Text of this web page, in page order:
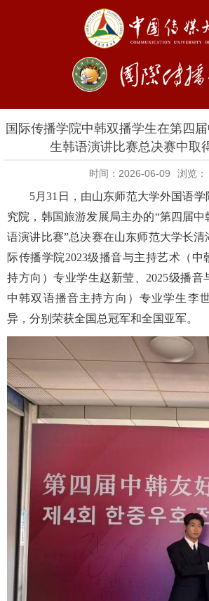
国际传播学院中韩双播学生在第四
生韩语演讲比赛总决赛中取
时间：2026-06-09 浏览：
5月31日，由山东师范大学外国语
究院，韩国旅游发展局主办的“第四届
语演讲比赛”总决赛在山东师范大学长清
际传播学院2023级播音与主持艺术（中
持方向）专业学生赵新莹、2025级播音
中韩双语播音主持方向）专业学生李
异，分别荣获全国总冠军和全国亚军。